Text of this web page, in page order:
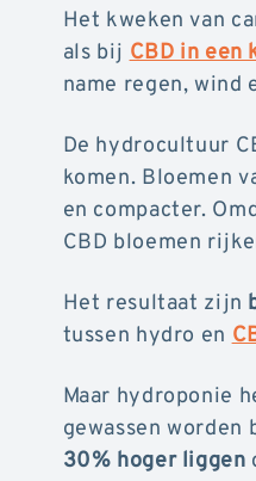
Het kweken van
als bij CBD in een
name regen, wind
De hydrocultuur
komen. Bloemen
en compacter.
CBD bloemen
Het resultaat zijn
tussen hydro en
Maar hydroponie
gewassen
30% hoger liggen